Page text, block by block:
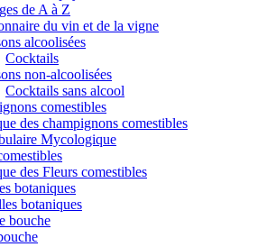
de A à Z
du vin et de la vigne
alcoolisées
Cocktails
non-alcoolisées
Cocktails sans alcool
comestibles
des champignons comestibles
Mycologique
des Fleurs comestibles
botaniques
botaniques
bouche